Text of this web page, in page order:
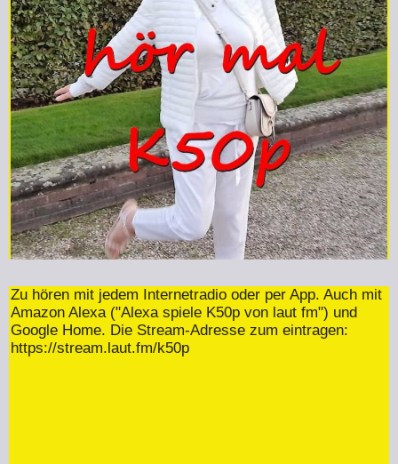
Zu hören mit jedem Internetradio oder per App. Auch mit
Amazon Alexa ("Alexa spiele K50p von laut fm") und
Google Home. Die Stream-Adresse zum eintragen:
https://stream.laut.fm/k50p